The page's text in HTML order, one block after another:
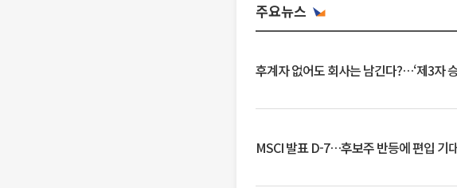
주요뉴스
후계자 없어도 회사는 남긴다?…‘제3자
MSCI 발표 D-7…후보주 반등에 편입 기